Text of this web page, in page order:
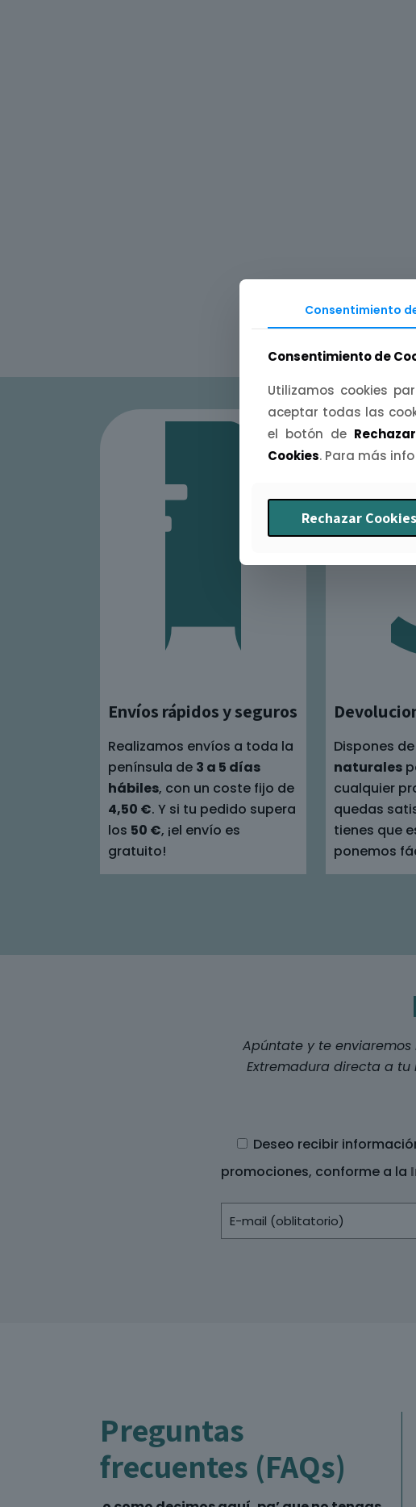
Envíos rápidos y seguros
Realizamos envíos a toda la
península de 3 a 5 días
hábiles, con un coste fijo de
4,50 €. Y si tu pedido supera
los 50 €, ¡el envío es
gratuito!
Dispones de
naturales
cualquier
quedas
tienes que
ponemos
Apúntate y te
Extremadura directa a
Deseo recibir
promociones, conforme a la
Preguntas
frecuentes (FAQs)
Consentimiento
Consentimiento de
Utilizamos cookies
aceptar todas las
el botón de
Cookies. Para más
Rechazar Cookies